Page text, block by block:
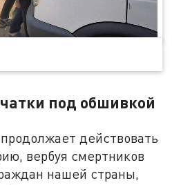
под обшивкой
действовать
вербуя смертников
нашей страны,